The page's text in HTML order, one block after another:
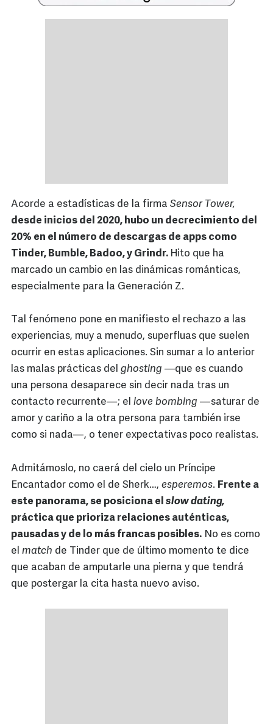
Acorde a estadísticas de la firma Sensor Tower,
desde inicios del 2020, hubo un decrecimiento del
20% en el número de descargas de apps como
Tinder, Bumble, Badoo, y Grindr. Hito que ha
marcado un cambio en las dinámicas románticas,
especialmente para la Generación Z.
Tal fenómeno pone en manifiesto el rechazo a las
experiencias, muy a menudo, superfluas que suelen
ocurrir en estas aplicaciones. Sin sumar a lo anterior
las malas prácticas del ghosting —que es cuando
una persona desaparece sin decir nada tras un
contacto recurrente—; el love bombing —saturar de
amor y cariño a la otra persona para también irse
como si nada—, o tener expectativas poco realistas.
Admitámoslo, no caerá del cielo un Príncipe
Encantador como el de Sherk…, esperemos. Frente a
este panorama, se posiciona el slow dating,
práctica que prioriza relaciones auténticas,
pausadas y de lo más francas posibles. No es como
el match de Tinder que de último momento te dice
que acaban de amputarle una pierna y que tendrá
que postergar la cita hasta nuevo aviso.